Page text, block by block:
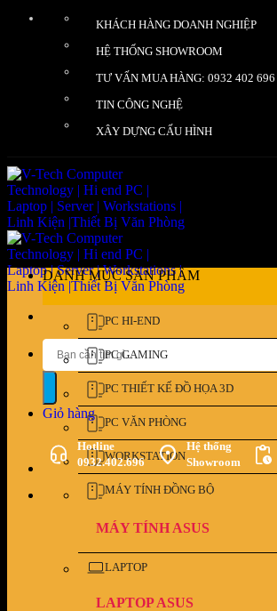
KHÁCH HÀNG DOANH NGHIỆP
HỆ THỐNG SHOWROOM
TƯ VẤN MUA HÀNG: 0932 402 696
TIN CÔNG NGHỆ
XÂY DỰNG CẤU HÌNH
Tìm
kiếm:
Giỏ hàng
Hotline
0932.402.696
Hệ thống
Showroom
DANH MỤC SẢN PHẨM
PC HI-END
PC GAMING
PC THIẾT KẾ ĐỒ HỌA 3D
PC VĂN PHÒNG
WORKSTATION
MÁY TÍNH ĐỒNG BỘ
MÁY TÍNH ASUS
LAPTOP
LAPTOP ASUS